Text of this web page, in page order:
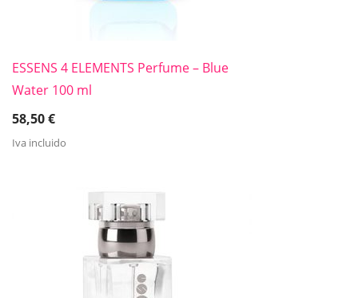
ESSENS 4 ELEMENTS Perfume – Blue
Water 100 ml
58,50€
Iva incluido